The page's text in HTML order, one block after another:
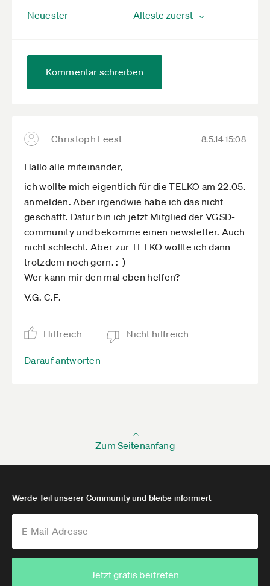
Neuester
Kommentar schreiben
Christoph Feest 8.5.14 15:08
Hallo alle miteinander,
ich wollte mich eigentlich für die TELKO am 22.05.
anmelden. Aber irgendwie habe ich das nicht
geschafft. Dafür bin ich jetzt Mitglied der VGSD-
community und bekomme einen newsletter. Auch
nicht schlecht. Aber zur TELKO wollte ich dann
trotzdem noch gern. :-)
Wer kann mir den mal eben helfen?
V.G. C.F.
Hilfreich Nicht hilfreich
Darauf antworten
Zum Seitenanfang
Werde Teil unserer Community und bleibe informiert
Jetzt gratis beitreten